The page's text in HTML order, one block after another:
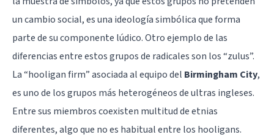
un cambio social, es una ideología simbólica que forma
parte de su componente lúdico. Otro ejemplo de las
diferencias entre estos grupos de radicales son los “zulus”.
La “hooligan firm” asociada al equipo del Birmingham City,
es uno de los grupos más heterogéneos de ultras ingleses.
Entre sus miembros coexisten multitud de etnias
diferentes, algo que no es habitual entre los hooligans.